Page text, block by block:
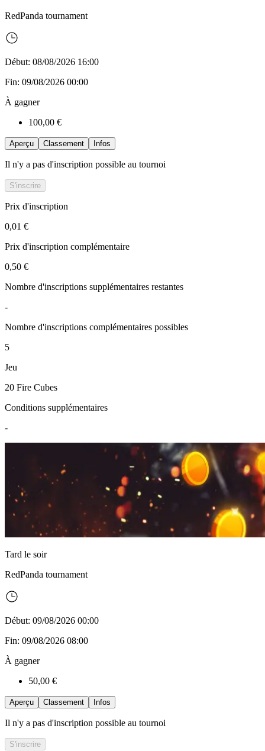
RedPanda tournament
Début: 08/08/2026 16:00
Fin: 09/08/2026 00:00
À gagner
100,00 €
Aperçu Classement Infos
Il n'y a pas d'inscription possible au tournoi
S'inscrire
Prix d'inscription
0,01 €
Prix d'inscription complémentaire
0,50 €
Nombre d'inscriptions supplémentaires restantes
-
Nombre d'inscriptions complémentaires possibles
5
Jeu
20 Fire Cubes
Conditions supplémentaires
-
Tard le soir
RedPanda tournament
Début: 09/08/2026 00:00
Fin: 09/08/2026 08:00
À gagner
50,00 €
Aperçu Classement Infos
Il n'y a pas d'inscription possible au tournoi
S'inscrire